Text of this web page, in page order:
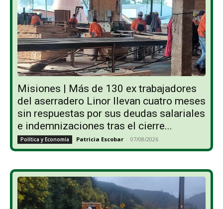
Misiones | Más de 130 ex trabajadores
del aserradero Linor llevan cuatro meses
sin respuestas por sus deudas salariales
e indemnizaciones tras el cierre...
Política y Economía Patricia Escobar - 07/08/2026